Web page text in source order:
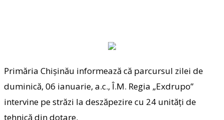
Primăria Chişinău informează că parcursul zilei de
duminică, 06 ianuarie, a.c., Î.M. Regia „Exdrupo”
intervine pe străzi la deszăpezire cu 24 unități de
tehnică din dotare.